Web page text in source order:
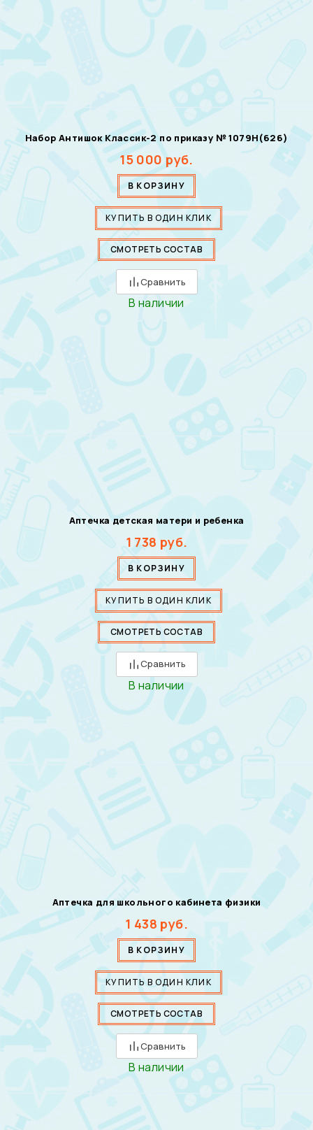
Набор Антишок Классик-2 по приказу № 1079Н(626)
15 000руб.
В КОРЗИНУ
КУПИТЬ В ОДИН КЛИК
СМОТРЕТЬ СОСТАВ
Сравнить
В наличии
Аптечка детская матери и ребенка
1 738 руб.
В КОРЗИНУ
КУПИТЬ В ОДИН КЛИК
СМОТРЕТЬ СОСТАВ
Сравнить
В наличии
Аптечка для школьного кабинета физики
1 438 руб.
В КОРЗИНУ
КУПИТЬ В ОДИН КЛИК
СМОТРЕТЬ СОСТАВ
Сравнить
В наличии